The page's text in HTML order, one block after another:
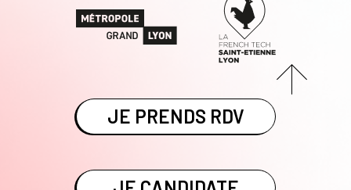
JE PRENDS RDV